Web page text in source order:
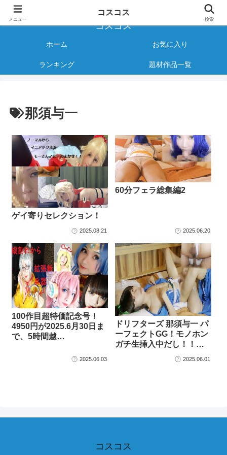
様々なジャンルのコスプレAVをご紹介する情報サイト
コスコス
ホーム お気に入り
ランキング 題材作品一覧
那須与一
ゲイ寄りセレクション！
2025.08.21
60分フェラ総集編2
2025.06.20
100作目超特価記念号！
4950円が2025.6月30日ま
で、5時間越…
2025.06.03
ドリフターズ 那須与一 パ
ーフェクトGG！モノホン
ガチ生挿入中だし！！…
2025.06.01
コスコス
メニュー
コスコス
検索